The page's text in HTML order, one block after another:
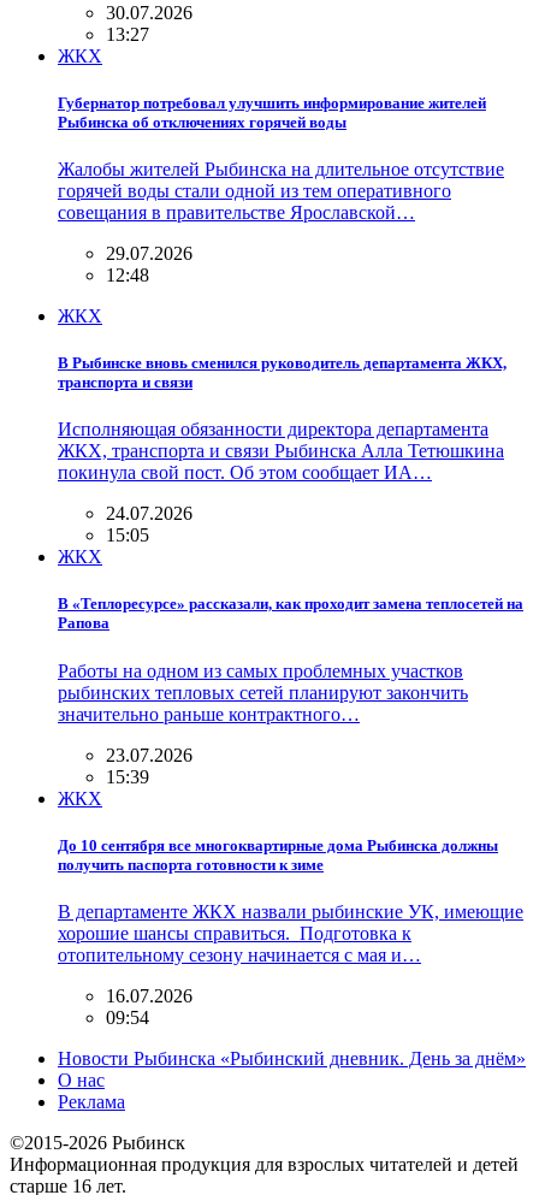
30.07.2026
13:27
ЖКХ
Губернатор потребовал улучшить информирование жителей
Рыбинска об отключениях горячей воды
Жалобы жителей Рыбинска на длительное отсутствие
горячей воды стали одной из тем оперативного
совещания в правительстве Ярославской…
29.07.2026
12:48
ЖКХ
В Рыбинске вновь сменился руководитель департамента ЖКХ,
транспорта и связи
Исполняющая обязанности директора департамента
ЖКХ, транспорта и связи Рыбинска Алла Тетюшкина
покинула свой пост. Об этом сообщает ИА…
24.07.2026
15:05
ЖКХ
В «Теплоресурсе» рассказали, как проходит замена теплосетей на
Рапова
Работы на одном из самых проблемных участков
рыбинских тепловых сетей планируют закончить
значительно раньше контрактного…
23.07.2026
15:39
ЖКХ
До 10 сентября все многоквартирные дома Рыбинска должны
получить паспорта готовности к зиме
В департаменте ЖКХ назвали рыбинские УК, имеющие
хорошие шансы справиться. Подготовка к
отопительному сезону начинается с мая и…
16.07.2026
09:54
Новости Рыбинска «Рыбинский дневник. День за днём»
О нас
Реклама
©2015-2026 Рыбинск
Информационная продукция для взрослых читателей и детей
старше 16 лет.